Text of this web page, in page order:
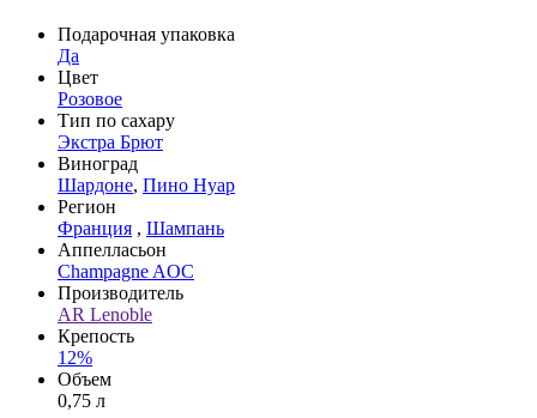
Подарочная упаковка
Да
Цвет
Розовое
Тип по сахару
Экстра Брют
Виноград
Шардоне, Пино Нуар
Регион
Франция , Шампань
Аппелласьон
Champagne AOC
Производитель
AR Lenoble
Крепость
12%
Объем
0,75 л